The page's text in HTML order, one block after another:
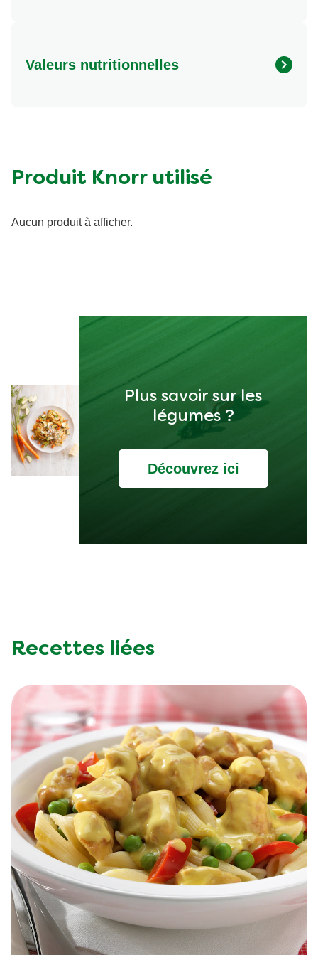
Valeurs nutritionnelles
Matières grasses (g)
Produit Knorr utilisé
Aucun produit à afficher.
Plus savoir sur les
légumes ?
Découvrez ici
Recettes liées